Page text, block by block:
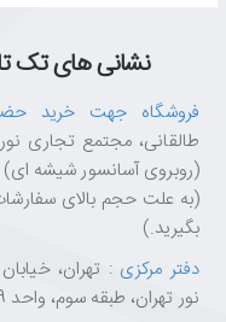
نشانی های تک
فروشگاه جهت خرید
(روبروی آسانسور شیشه ای)
بگیرید.)
دفتر مرکزی : تهران،
نور تهران، طبقه سوم، واحد 1509